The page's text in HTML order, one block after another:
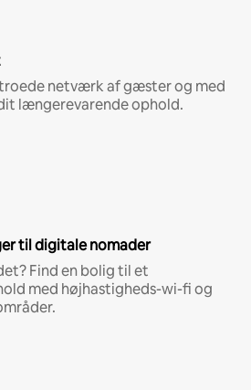
netværk af gæster og med
længerevarende ophold.
til digitale nomader
Find en bolig til et
med højhastigheds-wi-fi og